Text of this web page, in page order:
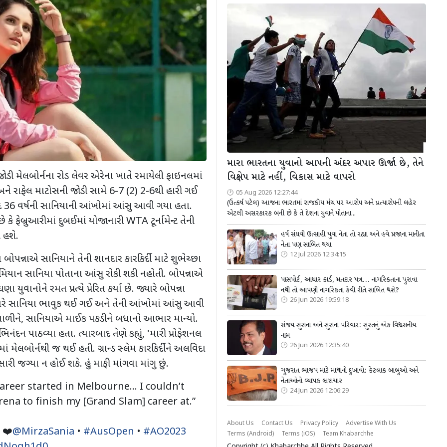
મેલબોર્નના રોડ લેવર એરેના ખાતે રમાયેલી ફાઇનલમાં
રાફેલ માટોસની જોડી સામે 6-7 (2) 2-6થી હારી ગઈ
36 વર્ષની સાનિયાની આંખોમાં આંસુ આવી ગયા હતા.
કે ફેબ્રુઆરીમાં દુબઈમાં યોજાનારી WTA ટૂર્નામેન્ટ તેની
હશે.
સાનિયાને તેની શાનદાર કારકિર્દી માટે શુભેચ્છા
સાનિયા પોતાના આંસુ રોકી શકી નહોતી. બોપન્નાએ
યુવાનોને રમત પ્રત્યે પ્રેરિત કર્યા છે. જ્યારે બોપન્ના
સાનિયા ભાવુક થઈ ગઈ અને તેની આંખોમાં આંસુ આવી
સાનિયાએ માઈક પકડીને બધાનો આભાર માન્યો.
પાઠવ્યા હતા. ત્યારબાદ તેણે કહ્યું, 'મારી પ્રોફેશનલ
જ થઈ હતી. ગ્રાન્ડ સ્લેમ કારકિર્દીને અલવિદા
જગ્યા ન હોઈ શકે. હું માફી માંગવા માંગુ છું.
started in Melbourne… I couldn’t
to finish my [Grand Slam] career at.”
❤️@MirzaSania • #AusOpen • #AO2023
મારા ભારતના યુવાનો આપની અંદર અપાર ઊર્જા છે, તેને
વિક્ષેપ માટે નહીં, વિકાસ માટે વાપરો
05 Aug 2026 12:27:44
(ઉત્કર્ષ પટેલ) આજના ભારતમાં રાજકીય મંચ પર આરોપ અને પ્રત્યારોપની લહેર
એટલી અસરકારક બની છે કે તે દેશના યુવાને પોતાના...
હર્ષ સંઘવી ઉત્સાહી યુવા નેતા તો રહ્યા અને હવે પ્રજાના માનીતા
નેતા પણ સાબિત થયા
12 Jul 2026 12:34:15
પાસપોર્ટ, આધાર કાર્ડ, મતદાર પત્ર... નાગરિકતાના પુરાવા
નથી તો આપણી નાગરિકતા કેવી રીતે સાબિત થશે?
26 Jun 2026 19:59:18
સંજય સુરાના અને સુરાના પરિવાર: સુરતનું એક વિશ્વસનીય
નામ
26 Jun 2026 12:35:40
ગુજરાત ભાજપ માટે માથાનો દુખાવો: કેટલાક બાબુઓ અને
નેતાઓનો વ્યાપક ભ્રષ્ટાચાર
24 Jun 2026 12:06:29
About Us Contact Us Privacy Policy
Advertise With Us
Terms (Android)
Terms (iOS) Team Khabarchhe